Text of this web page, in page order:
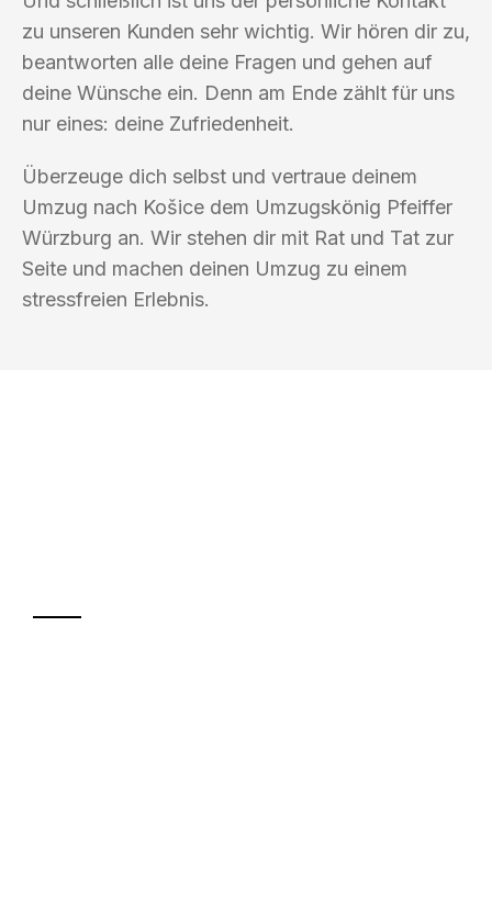
zu unseren Kunden sehr wichtig. Wir hören dir zu,
beantworten alle deine Fragen und gehen auf
deine Wünsche ein. Denn am Ende zählt für uns
nur eines: deine Zufriedenheit.
Überzeuge dich selbst und vertraue deinem
Umzug nach Košice dem Umzugskönig Pfeiffer
Würzburg an. Wir stehen dir mit Rat und Tat zur
Seite und machen deinen Umzug zu einem
stressfreien Erlebnis.